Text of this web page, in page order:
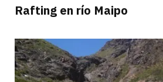
Rafting en río Maipo